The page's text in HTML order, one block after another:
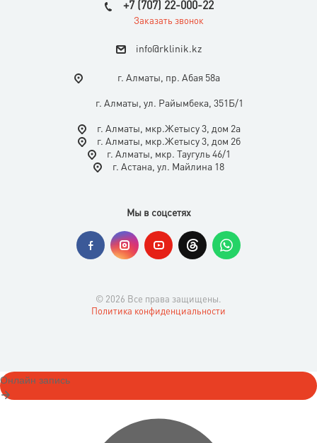
+7 (707) 22-000-22
Заказать звонок
info@rklinik.kz
г. Алматы, пр. Абая 58а
г. Алматы, ул. Райымбека, 351Б/1
г. Алматы, мкр.Жетысу 3, дом 2а
г. Алматы, мкр.Жетысу 3, дом 2б
г. Алматы, мкр. Таугуль 46/1
г. Астана, ул. Майлина 18
Мы в соцсетях
© 2026 Все права защищены.
Политика конфиденциальности